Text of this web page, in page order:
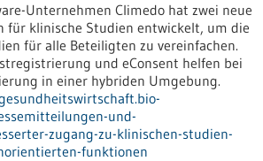
Unternehmen Climedo hat zwei neue
für klinische Studien entwickelt, um die
für alle Beteiligten zu vereinfachen.
und eConsent helfen bei
in einer hybriden Umgebung.
und-
zugang-zu-klinischen-studien-
funktionen